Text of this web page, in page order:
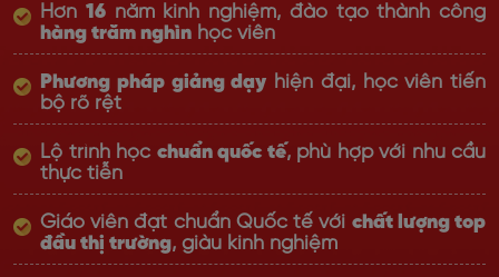
Hơn 16năm kinh nghiệm, đào tạo thành công
hàng trăm nghìn học viên
Phương pháp giảng dạy hiện đại, học viên tiến
bộ rõ rệt
Lộ trình học chuẩn quốc tế, phù hợp với nhu cầu
thực tiễn
Giáo viên đạt chuẩn Quốc tế với chất lượng top
đầu thị trường, giàu kinh nghiệm